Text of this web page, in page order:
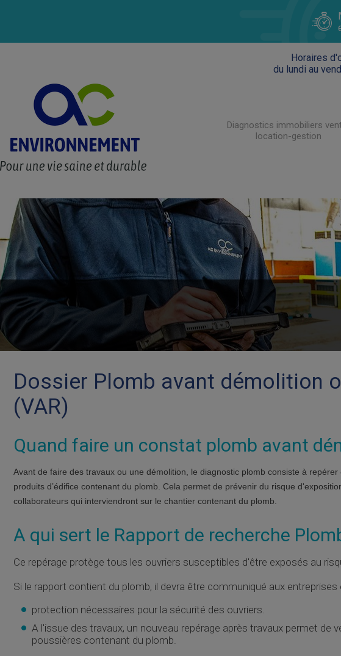
Horaires
du lundi au
Diagnostics immobiliers
location-gestion
Dossier Plomb avant démolition
(VAR)
Quand faire un constat plomb avant
Avant de faire des travaux ou une démolition, le diagnostic plomb consiste à
produits d’édifice contenant du plomb. Cela permet de prévenir du risque
collaborateurs qui interviendront sur le chantier contenant du plomb.
A qui sert le Rapport de recherche
Ce repérage protège tous les ouvriers susceptibles d'être exposés au
Si le rapport contient du plomb, il devra être communiqué aux
protection nécessaires pour la sécurité des ouvriers.
A l'issue des travaux, un nouveau repérage après travaux permet de
poussières contenant du plomb.